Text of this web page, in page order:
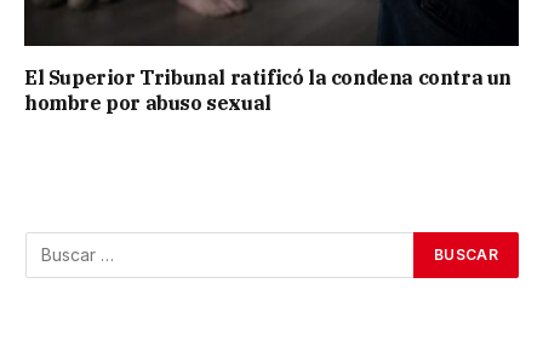
El Superior Tribunal ratificó la condena contra un
hombre por abuso sexual